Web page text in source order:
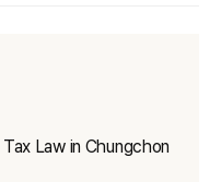
Law in Chungchon